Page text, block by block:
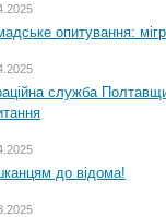
опитування:
служба
до відома!